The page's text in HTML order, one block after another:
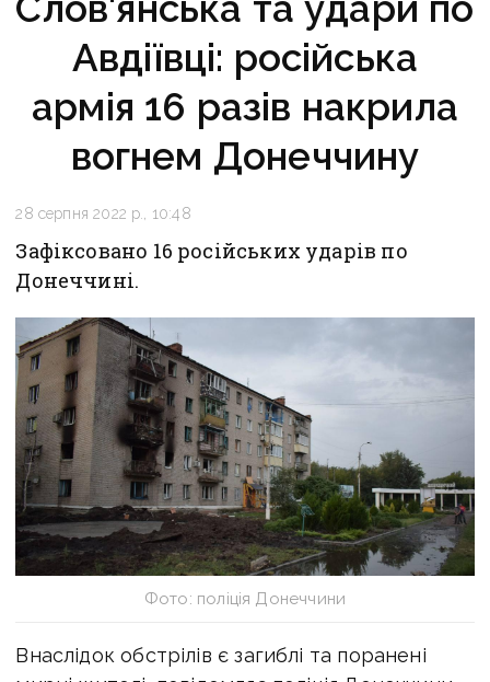
Авдіївці: російська
армія 16 разів накрила
вогнем Донеччину
28 серпня 2022 р., 10:48
Зафіксовано 16 російських ударів по
Донеччині.
Фото: поліція Донеччини
Внаслідок обстрілів є загиблі та поранені